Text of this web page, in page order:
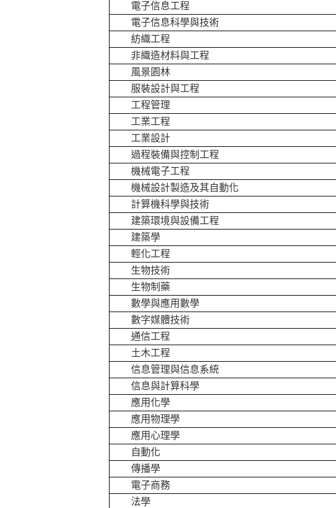
電子信息工程
電子信息科學與技術
紡織工程
非織造材料與工程
風景園林
服裝設計與工程
工程管理
工業工程
工業設計
過程裝備與控制工程
機械電子工程
機械設計製造及其自動化
計算機科學與技術
建築環境與設備工程
建築學
輕化工程
生物技術
生物制藥
數學與應用數學
數字媒體技術
通信工程
土木工程
信息管理與信息系統
信息與計算科學
應用化學
應用物理學
應用心理學
自動化
傳播學
電子商務
法學